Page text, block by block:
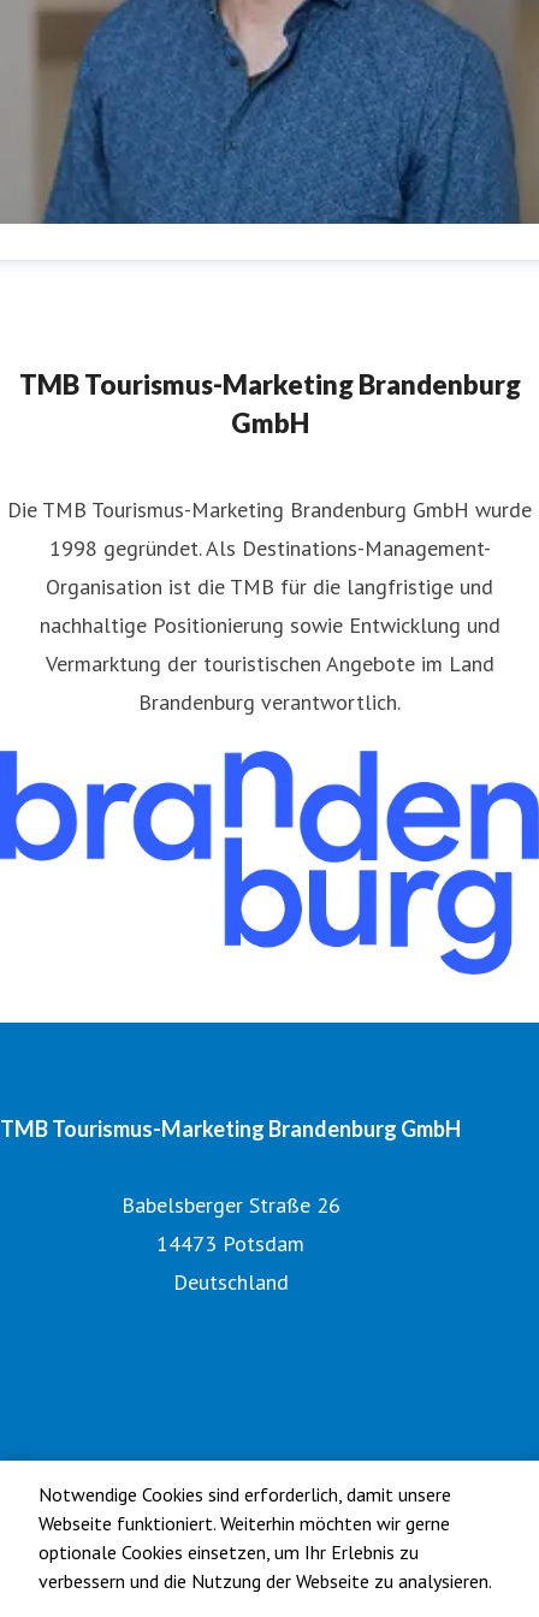
Notwendige Cookies sind erforderlich, damit unsere
Webseite funktioniert. Weiterhin möchten wir gerne
optionale Cookies einsetzen, um Ihr Erlebnis zu
verbessern und die Nutzung der Webseite zu analysieren.
TMB Tourismus-Marketing Brandenburg
GmbH
​Die TMB Tourismus-Marketing Brandenburg GmbH wurde
1998 gegründet. Als Destinations-Management-
Organisation ist die TMB für die langfristige und
nachhaltige Positionierung sowie Entwicklung und
Vermarktung der touristischen Angebote im Land
Brandenburg verantwortlich.
TMB Tourismus-Marketing Brandenburg GmbH
Babelsberger Straße 26
14473 Potsdam
Deutschland